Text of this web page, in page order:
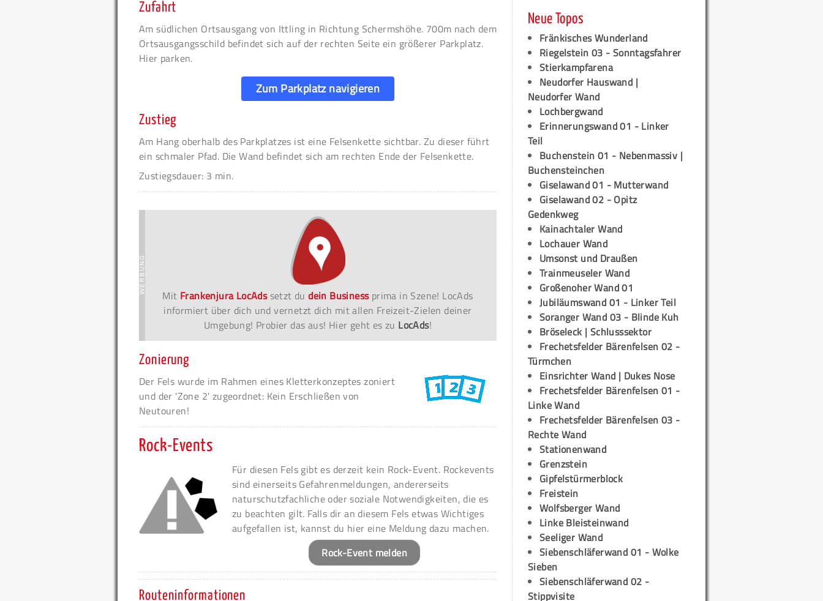
Zufahrt
Am südlichen Ortsausgang von Ittling in Richtung Schermshöhe. 700m nach dem
Ortsausgangsschild befindet sich auf der rechten Seite ein größerer Parkplatz.
Hier parken.
Zum Parkplatz navigieren
Zustieg
Am Hang oberhalb des Parkplatzes ist eine Felsenkette sichtbar. Zu dieser führt
ein schmaler Pfad. Die Wand befindet sich am rechten Ende der Felsenkette.
Zustiegsdauer: 3 min.
Mit Frankenjura LocAdssetzt dudein Businessprima in Szene! LocAds
informiert über dich und vernetzt dich mit allen Freizeit-Zielen deiner
Umgebung! Probier das aus! Hier geht es zu LocAds!
Zonierung
Der Fels wurde im Rahmen eines Kletterkonzeptes zoniert
und der 'Zone 2' zugeordnet: Kein Erschließen von
Neutouren!
Rock-Events
Für diesen Fels gibt es derzeit kein Rock-Event. Rockevents
sind einerseits Gefahrenmeldungen, andererseits
naturschutzfachliche oder soziale Notwendigkeiten, die es
zu beachten gilt. Falls dir an diesem Fels etwas Wichtiges
aufgefallen ist, kannst du hier eine Meldung dazu machen.
Rock-Event melden
Routeninformationen
Neue Topos
Fränkisches Wunderland
Riegelstein 03 - Sonntagsfahrer
Stierkampfarena
Neudorfer Hauswand |
Neudorfer Wand
Lochbergwand
Erinnerungswand 01 - Linker
Teil
Buchenstein 01 - Nebenmassiv |
Buchensteinchen
Giselawand 01 - Mutterwand
Giselawand 02 - Opitz
Gedenkweg
Kainachtaler Wand
Lochauer Wand
Umsonst und Draußen
Trainmeuseler Wand
Großenoher Wand 01
Jubiläumswand 01 - Linker Teil
Soranger Wand 03 - Blinde Kuh
Bröseleck | Schlusssektor
Frechetsfelder Bärenfelsen 02 -
Türmchen
Einsrichter Wand | Dukes Nose
Frechetsfelder Bärenfelsen 01 -
Linke Wand
Frechetsfelder Bärenfelsen 03 -
Rechte Wand
Stationenwand
Grenzstein
Gipfelstürmerblock
Freistein
Wolfsberger Wand
Linke Bleisteinwand
Seeliger Wand
Siebenschläferwand 01 - Wolke
Sieben
Siebenschläferwand 02 -
Stippvisite